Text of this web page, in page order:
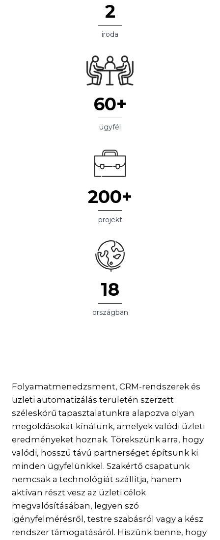
2
iroda
60+
ügyfél
200+
projekt
18
országban
Folyamatmenedzsment, CRM-rendszerek és
üzleti automatizálás területén szerzett
széleskörű tapasztalatunkra alapozva olyan
megoldásokat kínálunk, amelyek valódi üzleti
eredményeket hoznak. Törekszünk arra, hogy
valódi, hosszú távú partnerséget építsünk ki
minden ügyfelünkkel. Szakértő csapatunk
nemcsak a technológiát szállítja, hanem
aktívan részt vesz az üzleti célok
megvalósításában, legyen szó
igényfelmérésről, testre szabásról vagy a kész
rendszer támogatásáról. Hiszünk benne, hogy